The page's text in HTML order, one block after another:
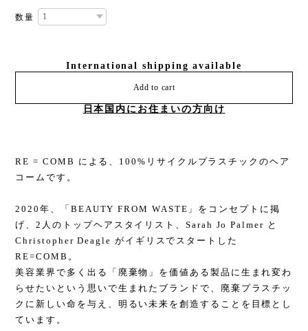
数量
International shipping available
Add to cart
日本国内にお住まいの方向け
RE = COMB による、100%リサイクルプラスチックのヘア
コームです。
2020年、「BEAUTY FROM WASTE」をコンセプトに掲
げ、2人のトップヘアスタイリスト、Sarah Jo Palmer と
Christopher Deagle がイギリスでスタートした
RE=COMB。
美容業界で多く出る「廃棄物」を価値ある製品に生まれ変わ
らせたいという思いで生まれたブランドで、廃棄プラスチッ
クに新しい命を与え、明るい未来を創造することを目標とし
ています。